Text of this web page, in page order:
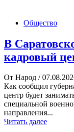
Общество
В
кадровый
От Народ /
Как сообщил
центр будет
специальной
направления...
Читать далее